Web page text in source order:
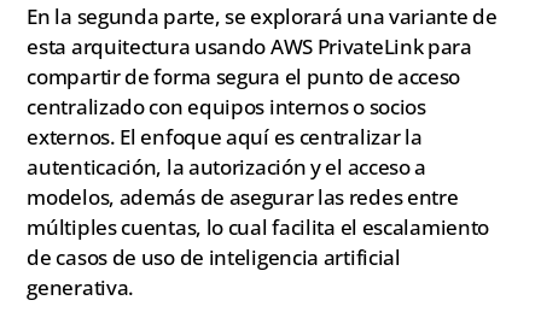
En la segunda parte, se explorará una variante de
esta arquitectura usando AWS PrivateLink para
compartir de forma segura el punto de acceso
centralizado con equipos internos o socios
externos. El enfoque aquí es centralizar la
autenticación, la autorización y el acceso a
modelos, además de asegurar las redes entre
múltiples cuentas, lo cual facilita el escalamiento
de casos de uso de inteligencia artificial
generativa.